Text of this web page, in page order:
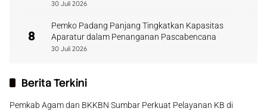
30 Juli 2026
8
Pemko Padang Panjang Tingkatkan Kapasitas
Aparatur dalam Penanganan Pascabencana
30 Juli 2026
Berita Terkini
Pemkab Agam dan BKKBN Sumbar Perkuat Pelayanan KB di